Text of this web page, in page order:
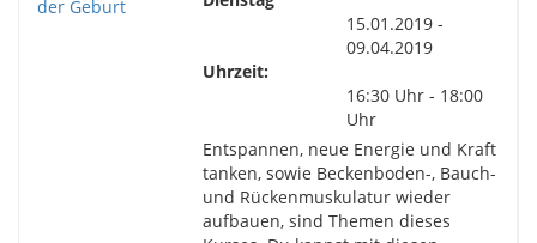
15.01.2019 -
09.04.2019
Uhrzeit:
16:30 Uhr - 18:00
Uhr
Entspannen, neue Energie und Kraft
tanken, sowie Beckenboden-, Bauch-
und Rückenmuskulatur wieder
aufbauen, sind Themen dieses